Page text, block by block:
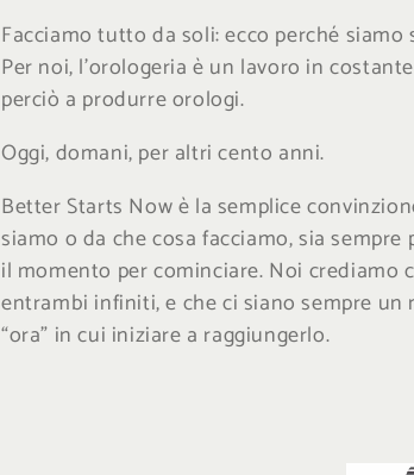
o
n
e
:
Facciamo tutto da soli: ecco perché
Per noi, l’orologeria è un lavoro in
perciò a produrre orologi.
Oggi, domani, per altri cento anni.
Better Starts Now è la semplice
siamo o da che cosa facciamo, sia
il momento per cominciare. Noi crediamo
entrambi infiniti, e che ci siano sempre un
“ora” in cui iniziare a raggiungerlo.